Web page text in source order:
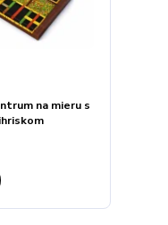
na mieru s